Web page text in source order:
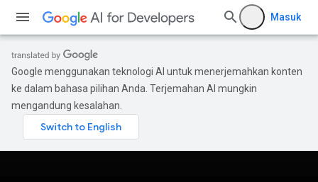
Masuk
Google menggunakan teknologi AI untuk menerjemahkan konten
ke dalam bahasa pilihan Anda. Terjemahan AI mungkin
mengandung kesalahan.